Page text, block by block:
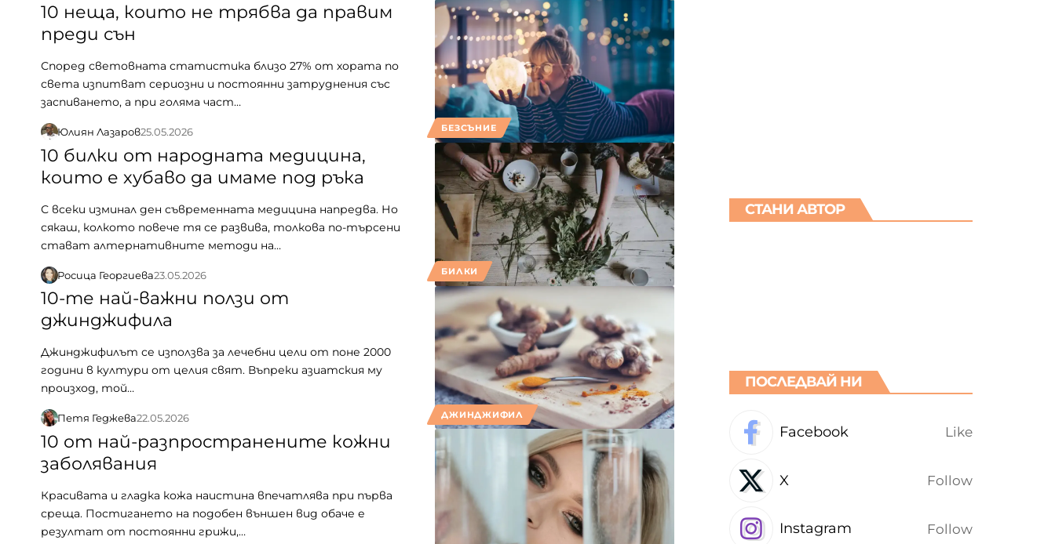
БЕЗСЪНИЕ
10 неща, които не трябва да правим
преди сън
Според световната статистика близо 27% от хората по
света изпитват сериозни и постоянни затруднения със
заспиването, а при голяма част…
Юлиян Лазаров25.05.2026
БИЛКИ
10 билки от народната медицина,
които е хубаво да имаме под ръка
С всеки изминал ден съвременната медицина напредва. Но
сякаш, колкото повече тя се развива, толкова по-търсени
стават алтернативните методи на…
Росица Георгиева23.05.2026
ДЖИНДЖИФИЛ
10-те най-важни ползи от
джинджифила
Джинджифилът се използва за лечебни цели от поне 2000
години в култури от целия свят. Въпреки азиатския му
произход, той…
Петя Геджева22.05.2026
10 от най-разпространените кожни
заболявания
Красивата и гладка кожа наистина впечатлява при първа
среща. Постигането на подобен външен вид обаче е
резултат от постоянни грижи,…
СТАНИ АВТОР
ПОСЛЕДВАЙ НИ
Facebook Like
X Follow
Instagram Follow